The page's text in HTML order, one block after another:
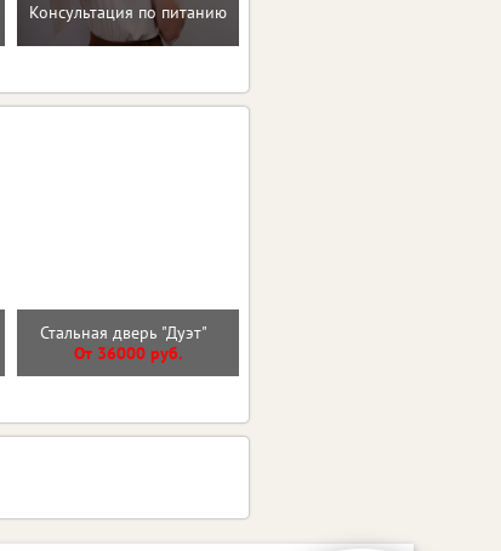
Консультация по питанию
Стальная дверь "Дуэт"
От 36000 руб.